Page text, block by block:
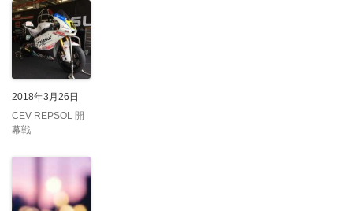
2018年3月26日
CEV REPSOL 開
幕戦